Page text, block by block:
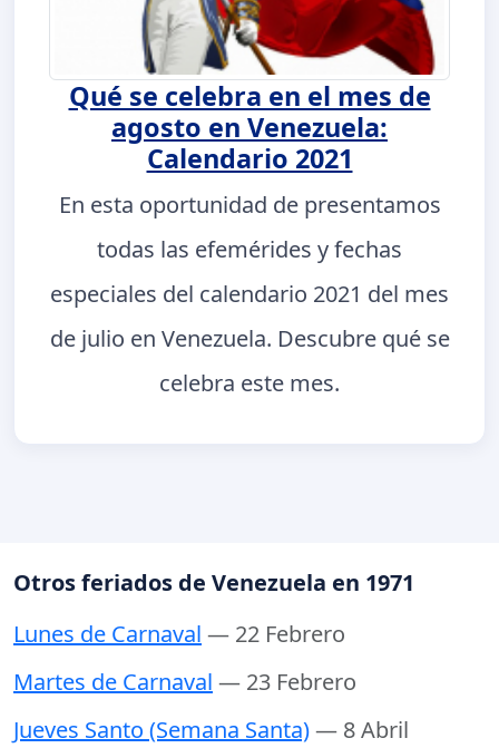
Qué se celebra en el mes de
agosto en Venezuela:
Calendario 2021
En esta oportunidad de presentamos
todas las efemérides y fechas
especiales del calendario 2021 del mes
de julio en Venezuela. Descubre qué se
celebra este mes.
Otros feriados de Venezuela en 1971
Lunes de Carnaval — 22 Febrero
Martes de Carnaval — 23 Febrero
Jueves Santo (Semana Santa)— 8 Abril